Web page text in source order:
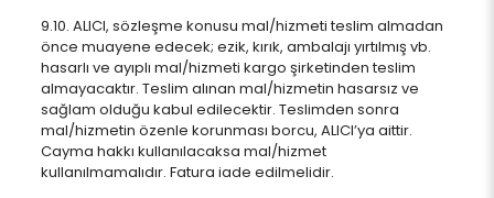
9.10. ALICI, sözleşme konusu mal/hizmeti teslim almadan
önce muayene edecek; ezik, kırık, ambalajı yırtılmış vb.
hasarlı ve ayıplı mal/hizmeti kargo şirketinden teslim
almayacaktır. Teslim alınan mal/hizmetin hasarsız ve
sağlam olduğu kabul edilecektir. Teslimden sonra
mal/hizmetin özenle korunması borcu, ALICI’ya aittir.
Cayma hakkı kullanılacaksa mal/hizmet
kullanılmamalıdır. Fatura iade edilmelidir.